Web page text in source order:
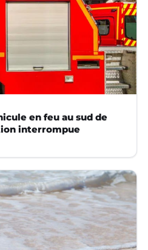
en feu au sud de
interrompue